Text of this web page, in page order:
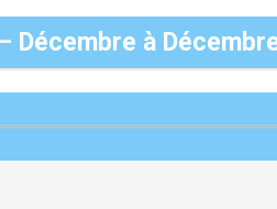
Décembre à